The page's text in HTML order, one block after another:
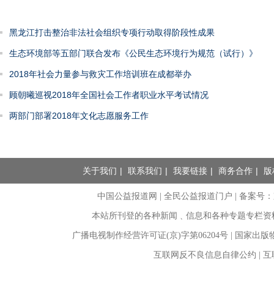
黑龙江打击整治非法社会组织专项行动取得阶段性成果
生态环境部等五部门联合发布《公民生态环境行为规范（试行）》
2018年社会力量参与救灾工作培训班在成都举办
顾朝曦巡视2018年全国社会工作者职业水平考试情况
两部门部署2018年文化志愿服务工作
关于我们 | 联系我们 | 我要链接 | 商务合作 |
中国公益报道网 | 全民公益报道门户 |备案号
本站所刊登的各种新闻﹑信息和各种专题专栏
广播电视制作经营许可证(京)字第06204号 | 国家出
互联网反不良信息自律公约 |